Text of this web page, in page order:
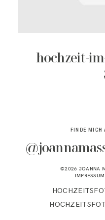
hochzeit-
FINDE MICH
©2026 JOANNA
IMPRESSUM